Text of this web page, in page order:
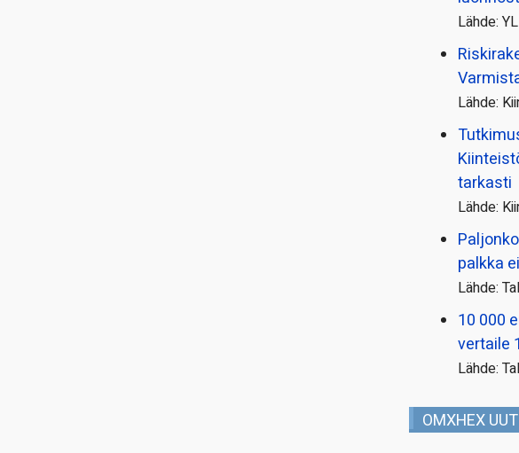
Lähde:
Lähde:
tarkasti
Lähde:
palkka
Lähde:
10 000
vertaile
Lähde:
OMXHEX